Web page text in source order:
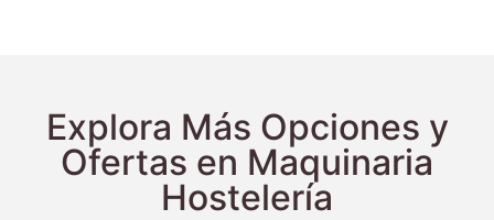
Explora Más Opciones y
Ofertas en Maquinaria
Hostelería